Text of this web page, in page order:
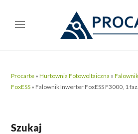
Procarte »Hurtownia Fotowoltaiczna »
FoxESS » Falownik Inwerter FoxESS F3000, 1
Szukaj